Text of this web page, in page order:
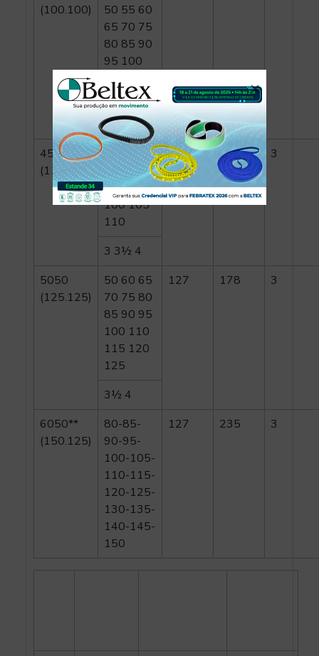
(100.100)
50 55 60
65 70 75
80 85 90
95 100
1¾ 2 2¾
3½ 3¾
4*
4545
(115.115)
55 60 65
70 75 80
85 90 95
100 105
110
114.3 162 3
3 3½ 4
5050
(125.125)
50 60 65
70 75 80
85 90 95
100 110
115 120
125
127 178 3
3½ 4
6050**
(150.125)
80-85-
90-95-
100-105-
110-115-
120-125-
130-135-
140-145-
150
127 235 3